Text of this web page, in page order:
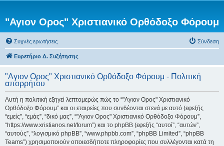
"Αγιον Ορος" Χριστιανικό Ορθόδοξο Φόρουμ
Συχνές ερωτήσεις Σύνδεση
Ευρετήριο Δ. Συζήτησης
"Αγιον Ορος" Χριστιανικό Ορθόδοξο Φόρουμ - Πολιτική
απορρήτου
Αυτή η πολιτική εξηγεί λεπτομερώς πώς το “"Αγιον Ορος" Χριστιανικό
Ορθόδοξο Φόρουμ” και οι εταιρείες που συνδέονται στενά με αυτό (εφεξής
“εμείς”, “εμάς”, “δικό μας”, “"Αγιον Ορος" Χριστιανικό Ορθόδοξο Φόρουμ”,
“https://www.xristianos.net/forum”) και το phpBB (εφεξής “αυτοί”, “αυτών”,
“αυτούς”, “λογισμικό phpBB”, “www.phpbb.com”, “phpBB Limited”, “phpBB
Teams”) χρησιμοποιούν οποιεσδήποτε πληροφορίες που συλλέγονται κατά τη